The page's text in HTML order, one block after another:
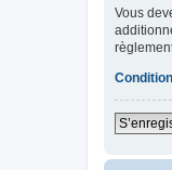
Vous